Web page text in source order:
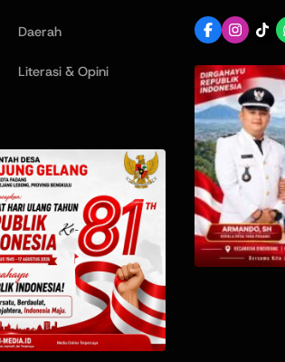
Daerah
Literasi & Opini